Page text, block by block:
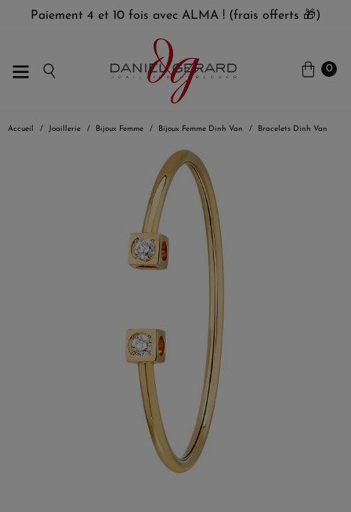
Paiement 4 et 10 fois avec ALMA ! (frais offerts 🎁)
0
Accueil Joaillerie Bijoux Femme Bijoux Femme Dinh Van Bracelets Dinh Van